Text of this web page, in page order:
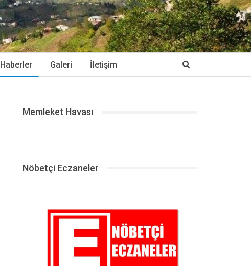
Haberler Galeri İletişim
Memleket Havası
Nöbetçi Eczaneler